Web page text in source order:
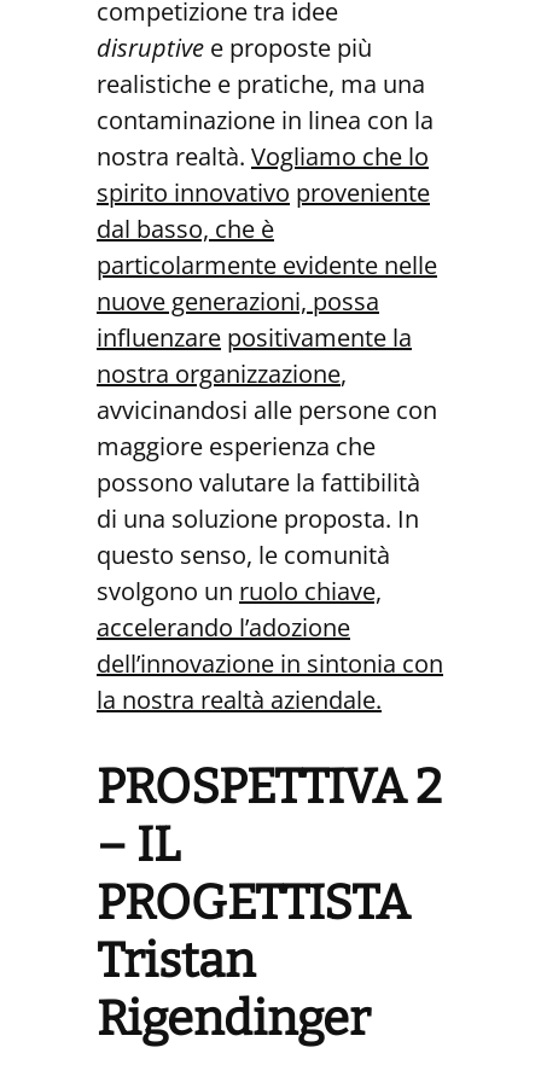
competizione tra idee
disruptive e proposte più
realistiche e pratiche, ma una
contaminazione in linea con la
nostra realtà. Vogliamo che lo
spirito innovativo proveniente
dal basso, che è
particolarmente evidente nelle
nuove generazioni, possa
influenzare positivamente la
nostra organizzazione,
avvicinandosi alle persone con
maggiore esperienza che
possono valutare la fattibilità
di una soluzione proposta. In
questo senso, le comunità
svolgono un ruolo chiave,
accelerando l’adozione
dell’innovazione in sintonia con
la nostra realtà aziendale.
PROSPETTIVA 2
– IL
PROGETTISTA
Tristan
Rigendinger